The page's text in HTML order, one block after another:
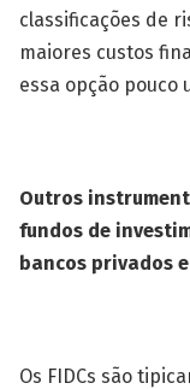
classificações de
maiores custos
essa opção pouco
Outros
fundos de
bancos privados
Os FIDCs são